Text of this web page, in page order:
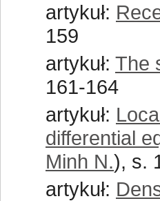
artykuł:
159
artykuł: The
161-164
artykuł:
differential
Minh N.), s.
artykuł: